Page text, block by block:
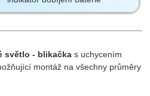
světlo - blikačka s uchycením
montáž na všechny průměry